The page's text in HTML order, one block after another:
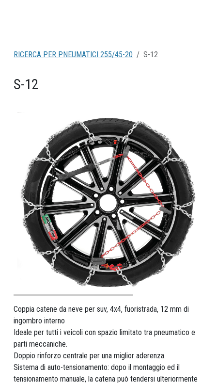
RICERCA PER PNEUMATICI 255/45-20 S-12
S-12
Coppia catene da neve per suv, 4x4, fuoristrada, 12 mm di
ingombro interno
Ideale per tutti i veicoli con spazio limitato tra pneumatico e
parti meccaniche.
Doppio rinforzo centrale per una miglior aderenza.
Sistema di auto-tensionamento: dopo il montaggio ed il
tensionamento manuale, la catena può tendersi ulteriormente